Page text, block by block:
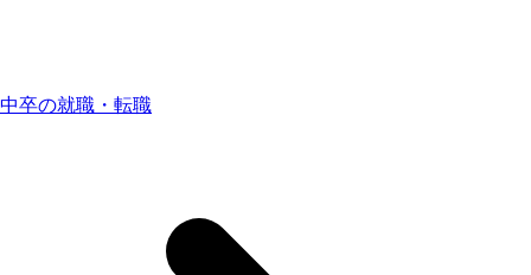
中卒の就職・転職